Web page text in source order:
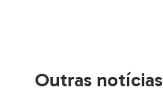
Outras notícias